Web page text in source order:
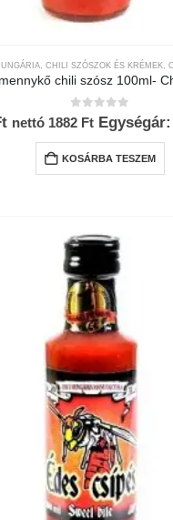
, CHILI SZÓSZOK ÉS KRÉMEK,
chili szósz 100ml-
0 az 5-ből
nettó 1882 Ft
KOSÁRBA TESZEM